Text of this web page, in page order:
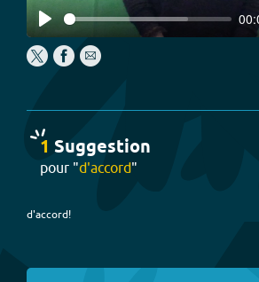
Play
1 Suggestion
pour "d'accord"
d'accord!